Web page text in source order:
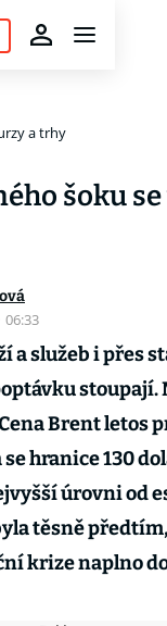
a trhy
šoku
06:33
a služeb i přes
stoupají.
Brent letos
hranice 130
úrovni od
těsně
krize naplno